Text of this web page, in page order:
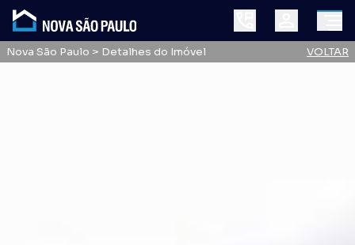
Nova São Paulo > Detalhes do Imóvel VOLTAR